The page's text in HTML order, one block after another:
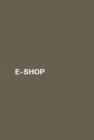
E-SHOP